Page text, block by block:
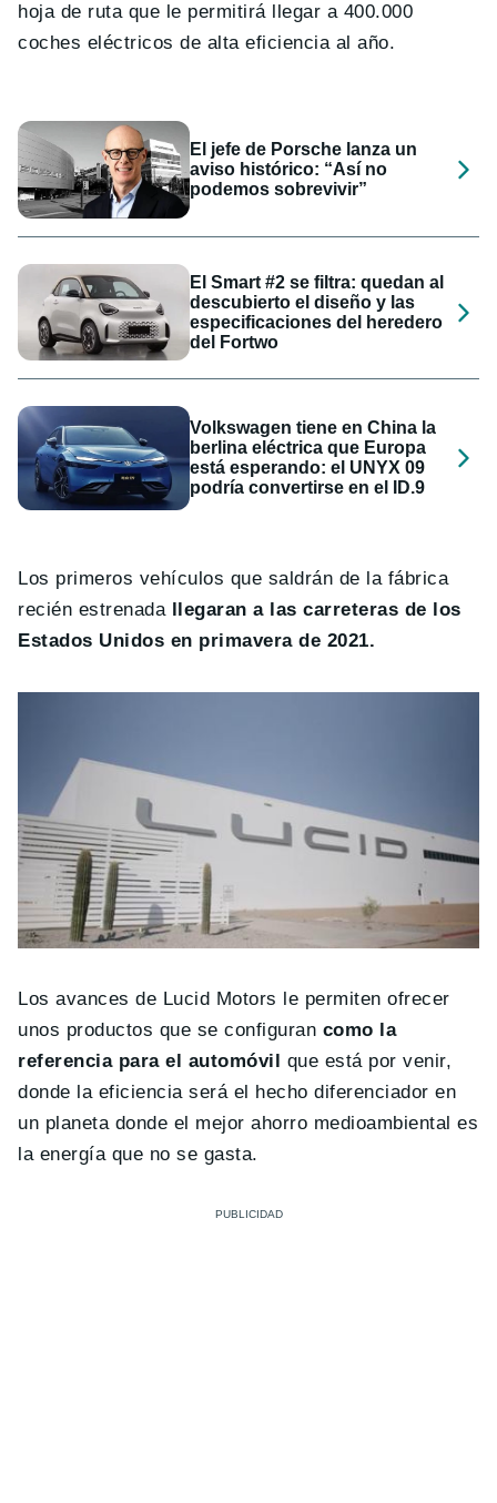
hoja de ruta que le permitirá llegar a 400.000
coches eléctricos de alta eficiencia al año.
El jefe de Porsche lanza un
aviso histórico: “Así no
podemos sobrevivir”
El Smart #2 se filtra: quedan al
descubierto el diseño y las
especificaciones del heredero
del Fortwo
Volkswagen tiene en China la
berlina eléctrica que Europa
está esperando: el UNYX 09
podría convertirse en el ID.9
Los primeros vehículos que saldrán de la fábrica
recién estrenada llegaran a las carreteras de los
Estados Unidos en primavera de 2021.
Los avances de Lucid Motors le permiten ofrecer
unos productos que se configuran como la
referencia para el automóvil que está por venir,
donde la eficiencia será el hecho diferenciador en
un planeta donde el mejor ahorro medioambiental es
la energía que no se gasta.